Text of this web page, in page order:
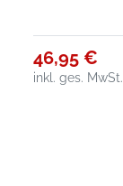
46,95 €
inkl. ges. MwSt.